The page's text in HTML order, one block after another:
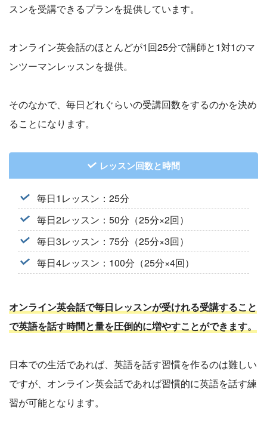
スンを受講できるプランを提供しています。
オンライン英会話のほとんどが1回25分で講師と1対1のマ
ンツーマンレッスンを提供。
そのなかで、毎日どれぐらいの受講回数をするのかを決め
ることになります。
レッスン回数と時間
毎日1レッスン：25分
毎日2レッスン：50分（25分×2回）
毎日3レッスン：75分（25分×3回）
毎日4レッスン：100分（25分×4回）
オンライン英会話で毎日レッスンが受けれる受講すること
で英語を話す時間と量を圧倒的に増やすことができます。
日本での生活であれば、英語を話す習慣を作るのは難しい
ですが、オンライン英会話であれば習慣的に英語を話す練
習が可能となります。